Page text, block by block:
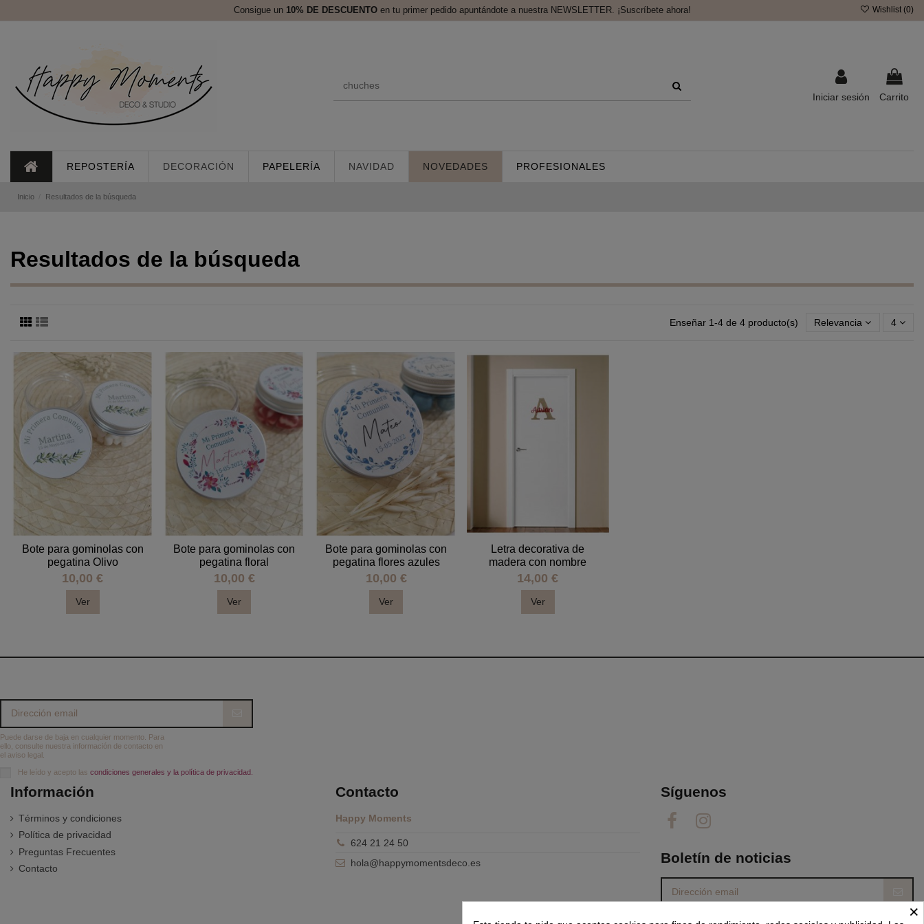
Consigue un 10% DE DESCUENTOen tu primer pedido apuntándote a nuestra NEWSLETTER. ¡Suscríbete ahora! Wishlist (0)
Iniciar sesión Carrito
REPOSTERÍA DECORACIÓN PAPELERÍA NAVIDAD NOVEDADES PROFESIONALES
Inicio Resultados de la búsqueda
Resultados de la búsqueda
Enseñar 1-4 de 4 producto(s) Relevancia 4
Bote para gominolas con
pegatina Olivo
10,00 €
Ver
Bote para gominolas con
pegatina floral
10,00 €
Ver
Bote para gominolas con
pegatina flores azules
10,00 €
Ver
Letra decorativa de
madera con nombre
14,00 €
Ver
Puede darse de baja en cualquier momento. Para
ello, consulte nuestra información de contacto en
el aviso legal.
He leído y acepto las condiciones generales y la política de privacidad.
Información
Términos y condiciones
Política de privacidad
Preguntas Frecuentes
Contacto
Contacto
Happy Moments
624 21 24 50
hola@happymomentsdeco.es
Síguenos
Boletín de noticias
×